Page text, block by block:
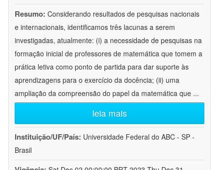
Resumo: Considerando resultados de pesquisas nacionais
e internacionais, identificamos três lacunas a serem
investigadas, atualmente: (i) a necessidade de pesquisas na
formação inicial de professores de matemática que tomem a
prática letiva como ponto de partida para dar suporte às
aprendizagens para o exercício da docência; (ii) uma
ampliação da compreensão do papel da matemática que ...
leia mais
Instituição/UF/País: Universidade Federal do ABC - SP -
Brasil